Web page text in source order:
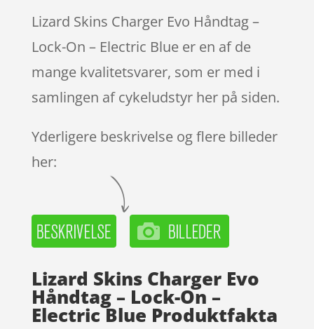
ømmels
er
Lizard Skins Charger Evo Håndtag –
Lock-On – Electric Blue er en af de
mange kvalitetsvarer, som er med i
samlingen af cykeludstyr her på siden.
Yderligere beskrivelse og flere billeder
her:
Lizard Skins Charger Evo
Håndtag – Lock-On –
Electric Blue Produktfakta